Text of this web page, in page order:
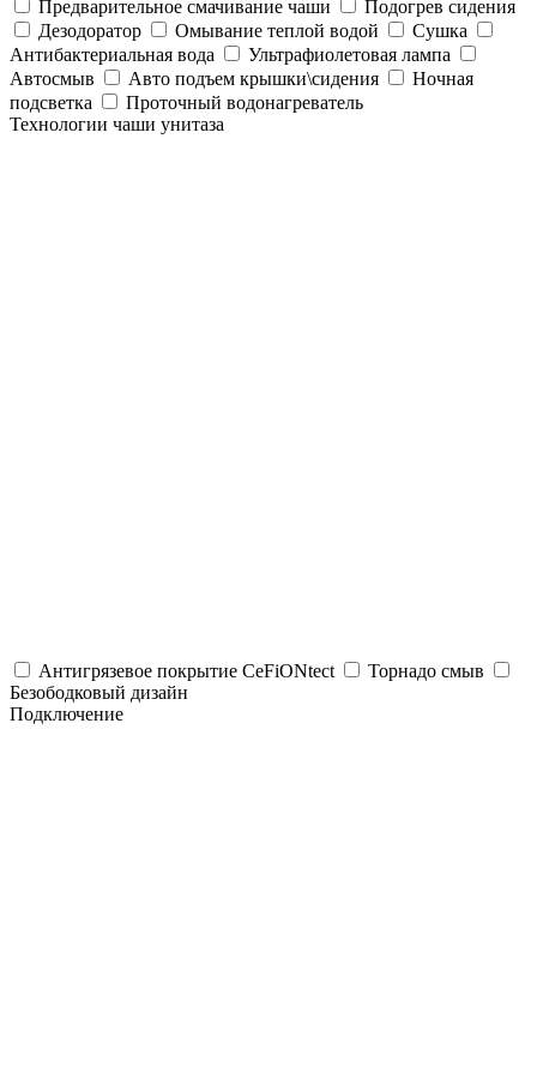
Предварительное смачивание чаши
Подогрев сидения
Дезодоратор
Омывание теплой водой
Сушка
Антибактериальная вода
Ультрафиолетовая лампа
Автосмыв
Авто подъем крышки\сидения
Ночная
подсветка
Проточный водонагреватель
Технологии чаши унитаза
Антигрязевое покрытие СeFiONtect
Торнадо смыв
Безободковый дизайн
Подключение